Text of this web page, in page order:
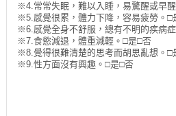
※4.常常失眠，難以入睡，易驚醒或早
※5.感覺很累，體力下降，容易疲勞。□
※6.感覺全身不舒服，總有不明的疾病
※7.食慾減退，體重減輕。□是□否
※8.覺得很難清楚的思考而胡思亂想。□
※9.性方面沒有興趣。□是□否